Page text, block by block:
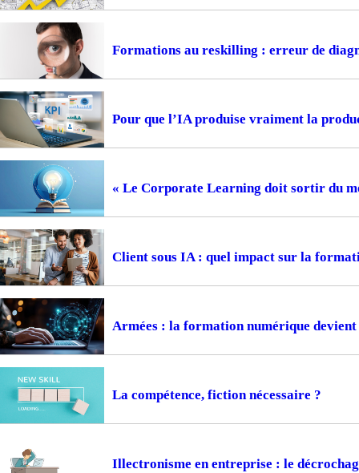
Formations au reskilling : erreur de
Pour que l’IA produise vraiment la
« Le Corporate Learning doit sortir du
Client sous IA : quel impact sur la
Armées : la formation numérique
La compétence, fiction nécessaire ?
Illectronisme en entreprise : le